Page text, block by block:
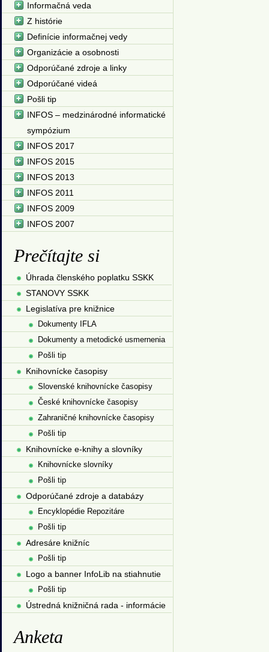
Informačná veda
Z histórie
Definície informačnej vedy
Organizácie a osobnosti
Odporúčané zdroje a linky
Odporúčané videá
Pošli tip
INFOS – medzinárodné informatické
sympózium
INFOS 2017
INFOS 2015
INFOS 2013
INFOS 2011
INFOS 2009
INFOS 2007
Prečítajte si
Úhrada členského poplatku SSKK
STANOVY SSKK
Legislatíva pre knižnice
Dokumenty IFLA
Dokumenty a metodické usmernenia
Pošli tip
Knihovnícke časopisy
Slovenské knihovnícke časopisy
České knihovnícke časopisy
Zahraničné knihovnícke časopisy
Pošli tip
Knihovnícke e-knihy a slovníky
Knihovnícke slovníky
Pošli tip
Odporúčané zdroje a databázy
Encyklopédie Repozitáre
Pošli tip
Adresáre knižníc
Pošli tip
Logo a banner InfoLib na stiahnutie
Pošli tip
Ústredná knižničná rada - informácie
Anketa